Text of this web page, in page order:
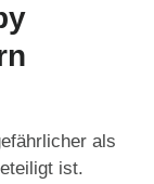
als
ist.